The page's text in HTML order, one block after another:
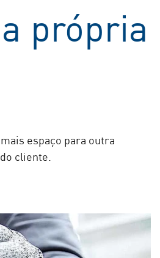
própria
espaço para outra
cliente.